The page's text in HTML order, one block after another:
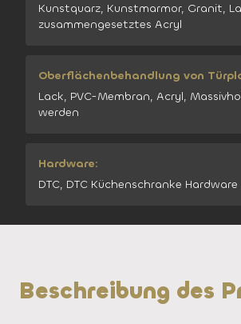
Kunstquarz, Kunstmarmor, Granit,
zusammengesetztes Acryl
Oberflächenbehandlung von
Lack, PVC-Membran, Acryl,
werden
Hardware:
DTC, DTC Küchenschranke Hardware
Beschreibung des